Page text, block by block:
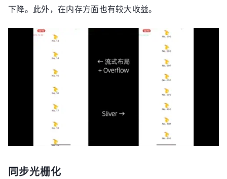
下降。此外，在内存方面也有较大收益。
同步光栅化